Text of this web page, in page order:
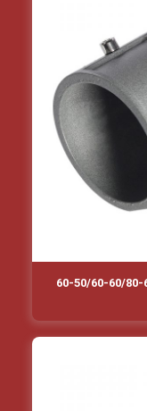
60-50/60-60/80-